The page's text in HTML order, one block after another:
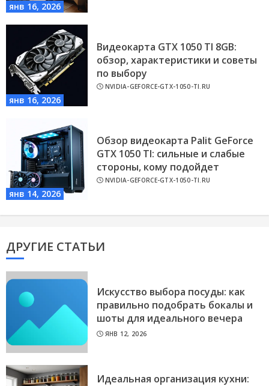
янв 16, 2026
янв 16, 2026
Видеокарта GTX 1050 TI 8GB:
обзор, характеристики и советы
по выбору
NVIDIA-GEFORCE-GTX-1050-TI.RU
янв 14, 2026
Обзор видеокарта Palit GeForce
GTX 1050 TI: сильные и слабые
стороны, кому подойдет
NVIDIA-GEFORCE-GTX-1050-TI.RU
ДРУГИЕ СТАТЬИ
Искусство выбора посуды: как
правильно подобрать бокалы и
шоты для идеального вечера
ЯНВ 12, 2026
Идеальная организация кухни: